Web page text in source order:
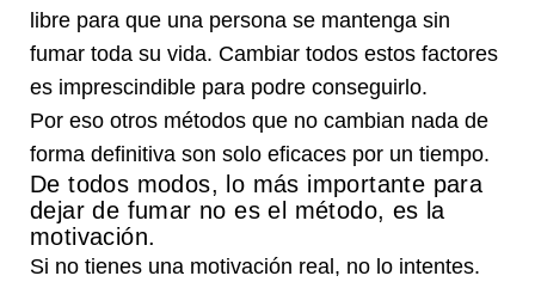
libre para que una persona se mantenga sin
fumar toda su vida. Cambiar todos estos factores
es imprescindible para podre conseguirlo.
Por eso otros métodos que no cambian nada de
forma definitiva son solo eficaces por un tiempo.
De todos modos, lo más importante para
dejar de fumar no es el método, es la
motivación.
Si no tienes una motivación real, no lo intentes.